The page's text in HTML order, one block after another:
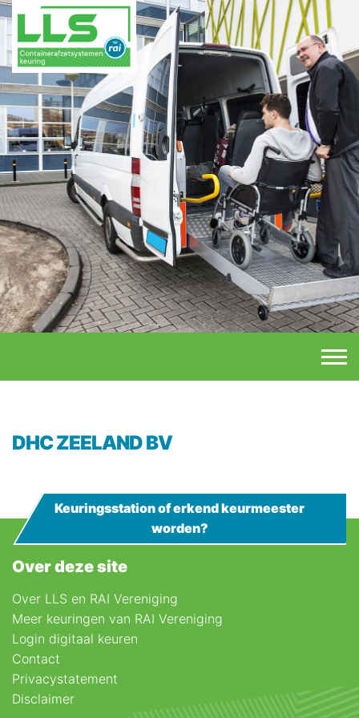
DHC ZEELAND BV
Over deze site
Over LLS en RAI Vereniging
Meer keuringen van RAI Vereniging
Login digitaal keuren
Contact
Privacystatement
Disclaimer
Keuringsstation of erkend keurmeester
worden?